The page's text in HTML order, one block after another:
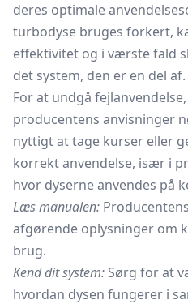
deres optimale
turbodyse bruges forkert,
effektivitet og i værste fald
det system, den er en del af.
For at undgå
producentens anvisninger
nyttigt at tage kurser eller
korrekt anvendelse, især i
hvor dyserne anvendes på
Læs manualen:
afgørende oplysninger om
brug.
Kend dit system: Sørg for at
hvordan dysen fungerer i